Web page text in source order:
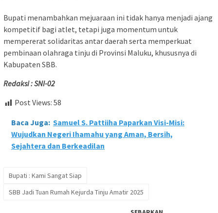
Bupati menambahkan mejuaraan ini tidak hanya menjadi ajang
kompetitif bagi atlet, tetapi juga momentum untuk
mempererat solidaritas antar daerah serta memperkuat
pembinaan olahraga tinju di Provinsi Maluku, khususnya di
Kabupaten SBB.
Redaksi : SNI-02
Post Views: 58
Baca Juga: Samuel S. Pattiiha Paparkan Visi-Misi:
Wujudkan Negeri Ihamahu yang Aman, Bersih,
Sejahtera dan Berkeadilan
Bupati : Kami Sangat Siap
SBB Jadi Tuan Rumah Kejurda Tinju Amatir 2025